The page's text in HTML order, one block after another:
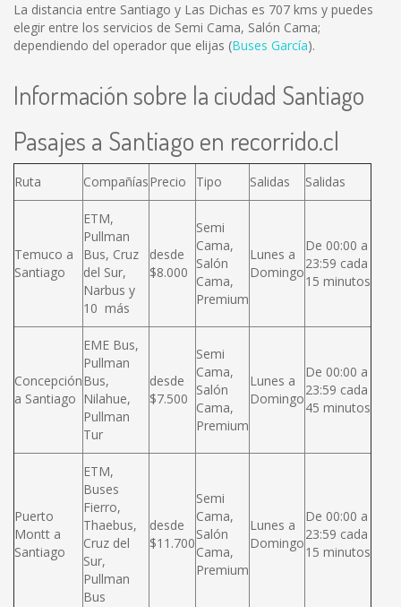
La distancia entre Santiago y Las Dichas es 707 kms y puedes
elegir entre los servicios de Semi Cama, Salón Cama;
dependiendo del operador que elijas (Buses García).
Información sobre la ciudad Santiago
Pasajes a Santiago en recorrido.cl
Ruta CompañíasPrecio Tipo Salidas Salidas
Temuco a
Santiago
ETM,
Pullman
Bus, Cruz
del Sur,
Narbus y
10 más
desde
$8.000
Semi
Cama,
Salón
Cama,
Premium
Lunes a
Domingo
De 00:00 a
23:59 cada
15 minutos
Concepción
a Santiago
EME Bus,
Pullman
Bus,
Nilahue,
Pullman
Tur
desde
$7.500
Semi
Cama,
Salón
Cama,
Premium
Lunes a
Domingo
De 00:00 a
23:59 cada
45 minutos
Puerto
Montt a
Santiago
ETM,
Buses
Fierro,
Thaebus,
Cruz del
Sur,
Pullman
Bus
desde
$11.700
Semi
Cama,
Salón
Cama,
Premium
Lunes a
Domingo
De 00:00 a
23:59 cada
15 minutos